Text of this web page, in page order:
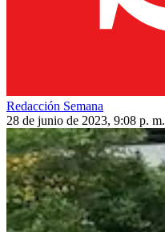
Redacción Semana
28 de junio de 2023, 9:08 p. m.